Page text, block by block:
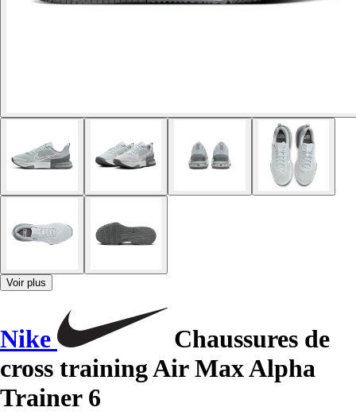
Voir plus
Nike
Chaussures de
cross training Air Max Alpha
Trainer 6